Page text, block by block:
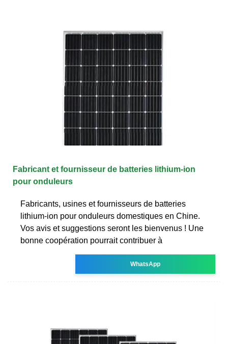
Fabricant et fournisseur de batteries lithium-ion
pour onduleurs
Fabricants, usines et fournisseurs de batteries
lithium-ion pour onduleurs domestiques en Chine.
Vos avis et suggestions seront les bienvenus ! Une
bonne coopération pourrait contribuer à
WhatsApp